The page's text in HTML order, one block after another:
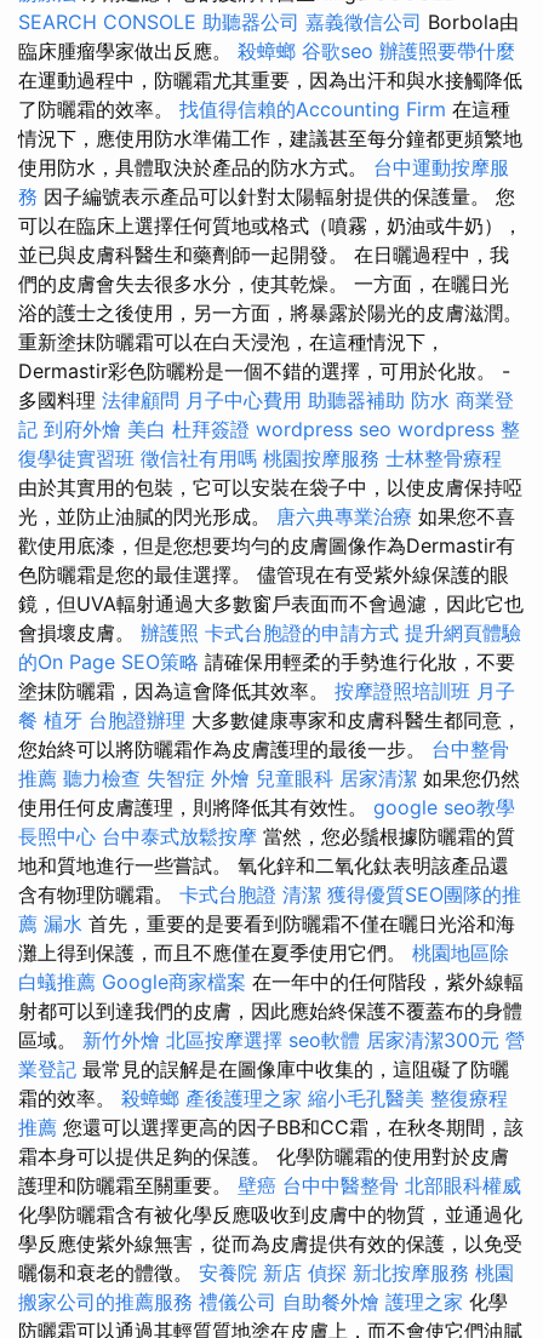
SEARCH CONSOLE 助聽器公司 嘉義徵信公司 Borbola由
臨床腫瘤學家做出反應。 殺蟑螂 谷歌seo 辦護照要帶什麼
在運動過程中，防曬霜尤其重要，因為出汗和與水接觸降低
了防曬霜的效率。 找值得信賴的Accounting Firm 在這種
情況下，應使用防水準備工作，建議甚至每分鐘都更頻繁地
使用防水，具體取決於產品的防水方式。 台中運動按摩服
務 因子編號表示產品可以針對太陽輻射提供的保護量。 您
可以在臨床上選擇任何質地或格式（噴霧，奶油或牛奶），
並已與皮膚科醫生和藥劑師一起開發。 在日曬過程中，我
們的皮膚會失去很多水分，使其乾燥。 一方面，在曬日光
浴的護士之後使用，另一方面，將暴露於陽光的皮膚滋潤。
重新塗抹防曬霜可以在白天浸泡，在這種情況下，
Dermastir彩色防曬粉是一個不錯的選擇，可用於化妝。 -
多國料理 法律顧問 月子中心費用 助聽器補助 防水 商業登
記 到府外燴 美白 杜拜簽證 wordpress seo wordpress 整
復學徒實習班 徵信社有用嗎 桃園按摩服務 士林整骨療程
由於其實用的包裝，它可以安裝在袋子中，以使皮膚保持啞
光，並防止油膩的閃光形成。 唐六典專業治療 如果您不喜
歡使用底漆，但是您想要均勻的皮膚圖像作為Dermastir有
色防曬霜是您的最佳選擇。 儘管現在有受紫外線保護的眼
鏡，但UVA輻射通過大多數窗戶表面而不會過濾，因此它也
會損壞皮膚。 辦護照 卡式台胞證的申請方式 提升網頁體驗
的On Page SEO策略 請確保用輕柔的手勢進行化妝，不要
塗抹防曬霜，因為這會降低其效率。 按摩證照培訓班 月子
餐 植牙 台胞證辦理 大多數健康專家和皮膚科醫生都同意，
您始終可以將防曬霜作為皮膚護理的最後一步。 台中整骨
推薦 聽力檢查 失智症 外燴 兒童眼科 居家清潔 如果您仍然
使用任何皮膚護理，則將降低其有效性。 google seo教學
長照中心 台中泰式放鬆按摩 當然，您必鬚根據防曬霜的質
地和質地進行一些嘗試。 氧化鋅和二氧化鈦表明該產品還
含有物理防曬霜。 卡式台胞證 清潔 獲得優質SEO團隊的推
薦 漏水 首先，重要的是要看到防曬霜不僅在曬日光浴和海
灘上得到保護，而且不應僅在夏季使用它們。 桃園地區除
白蟻推薦 Google商家檔案 在一年中的任何階段，紫外線輻
射都可以到達我們的皮膚，因此應始終保護不覆蓋布的身體
區域。 新竹外燴 北區按摩選擇 seo軟體 居家清潔300元 營
業登記 最常見的誤解是在圖像庫中收集的，這阻礙了防曬
霜的效率。 殺蟑螂 產後護理之家 縮小毛孔醫美 整復療程
推薦 您還可以選擇更高的因子BB和CC霜，在秋冬期間，該
霜本身可以提供足夠的保護。 化學防曬霜的使用對於皮膚
護理和防曬霜至關重要。 壁癌 台中中醫整骨 北部眼科權威
化學防曬霜含有被化學反應吸收到皮膚中的物質，並通過化
學反應使紫外線無害，從而為皮膚提供有效的保護，以免受
曬傷和衰老的體徵。 安養院 新店 偵探 新北按摩服務 桃園
搬家公司的推薦服務 禮儀公司 自助餐外燴 護理之家 化學
防曬霜可以通過其輕質質地塗在皮膚上，而不會使它們油膩